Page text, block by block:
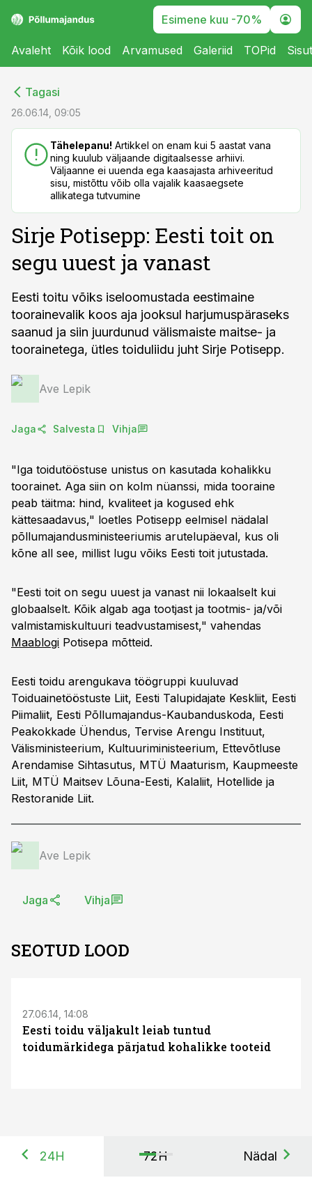
Esimene kuu -70%
Avaleht Kõik lood Arvamused Galeriid TOPid
Tagasi
26.06.14, 09:05
Tähelepanu! Artikkel on enam kui 5 aastat vana
ning kuulub väljaande digitaalsesse arhiivi.
Väljaanne ei uuenda ega kaasajasta arhiveeritud
sisu, mistõttu võib olla vajalik kaasaegsete
allikatega tutvumine
Sirje Potisepp: Eesti toit on
segu uuest ja vanast
Eesti toitu võiks iseloomustada eestimaine
toorainevalik koos aja jooksul harjumuspäraseks
saanud ja siin juurdunud välismaiste maitse- ja
toorainetega, ütles toiduliidu juht Sirje Potisepp.
Ave Lepik
Jaga Salvesta Vihja
"Iga toidutööstuse unistus on kasutada kohalikku
toorainet. Aga siin on kolm nüanssi, mida tooraine
peab täitma: hind, kvaliteet ja kogused ehk
kättesaadavus," loetles Potisepp eelmisel nädalal
põllumajandusministeeriumis arutelupäeval, kus oli
kõne all see, millist lugu võiks Eesti toit jutustada.
"Eesti toit on segu uuest ja vanast nii lokaalselt kui
globaalselt. Kõik algab aga tootjast ja tootmis- ja/või
valmistamiskultuuri teadvustamisest," vahendas
Maablogi Potisepa mõtteid.
Eesti toidu arengukava töögruppi kuuluvad
Toiduainetööstuste Liit, Eesti Talupidajate Keskliit, Eesti
Piimaliit, Eesti Põllumajandus-Kaubanduskoda, Eesti
Peakokkade Ühendus, Tervise Arengu Instituut,
Välisministeerium, Kultuuriministeerium, Ettevõtluse
Arendamise Sihtasutus, MTÜ Maaturism, Kaupmeeste
Liit, MTÜ Maitsev Lõuna-Eesti, Kalaliit, Hotellide ja
Restoranide Liit.
Ave Lepik
Jaga Vihja
SEOTUD LOOD
27.06.14, 14:08
Eesti toidu väljakult leiab tuntud
toidumärkidega pärjatud kohalikke tooteid
24H 72H Nädal